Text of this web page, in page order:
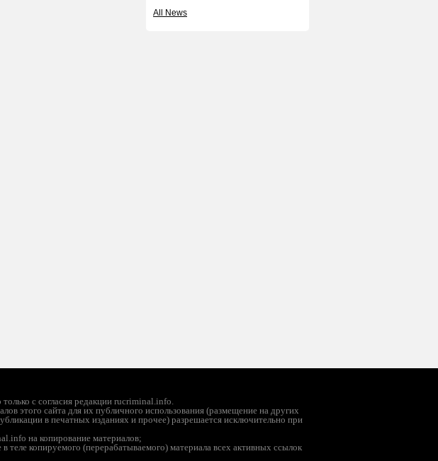
All News
с согласия редакции rucriminal.info.
этого сайта для их публичного использования (размещение на других
в печатных изданиях и прочее) разрешается исключительно при
на копирование материалов;
теле копируемого (перерабатываемого) материала всех активных ссылок